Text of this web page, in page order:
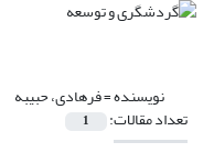
نویسنده =فرهادی، حبیبه
تعداد مقالات: 1